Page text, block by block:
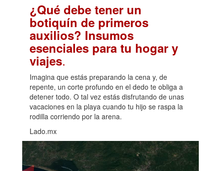
¿Qué debe tener un
botiquín de primeros
auxilios? Insumos
esenciales para tu hogar y
viajes.
Imagina que estás preparando la cena y, de
repente, un corte profundo en el dedo te obliga a
detener todo. O tal vez estás disfrutando de unas
vacaciones en la playa cuando tu hijo se raspa la
rodilla corriendo por la arena.
Lado.mx